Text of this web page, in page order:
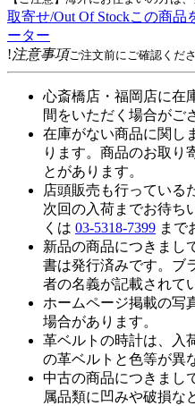
取寄せ/Out Of Stockこの商品
ーター
!注意事項ご注文前にご確認くだ
心斎橋店・福岡店に在
間をいただく場合がご
在庫がない商品に関し
ります。商品のお取り
とがあります。
店頭販売も行っている
次回の入荷までお待ち
くは 03-5318-7399 まで
新品の商品につきまし
書は発行済みです。ブ
者の名義が記載されて
ホームページ掲載の写
場合があります。
革ベルトの時計は、入
の革ベルトと色等が異
中古の商品につきまし
属品類に凹みや破損な